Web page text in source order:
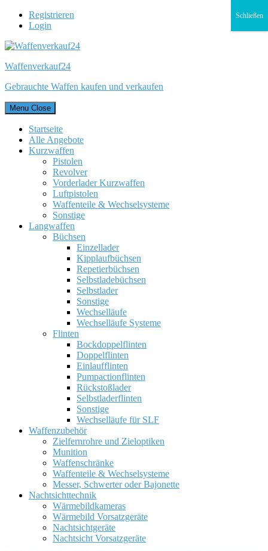
Registrieren
Login
Waffenverkauf24
Gebrauchte Waffen kaufen und verkaufen
Menu Close
Startseite
Alle Angebote
Kurzwaffen
Pistolen
Revolver
Vorderlader Kurzwaffen
Luftpistolen
Waffenteile & Wechselsysteme
Sonstige
Langwaffen
Büchsen
Einzellader
Kipplaufbüchsen
Repetierbüchsen
Selbstladebüchsen
Selbstlader
Sonstige
Wechselläufe
Wechselläufe Systeme
Flinten
Bockdoppelflinten
Doppelflinten
Einlaufflinten
Pumpactionflinten
Rückstoßlader
Selbstladerflinten
Sonstige
Wechselläufe für SLF
Waffenzubehör
Zielfernrohre und Zieloptiken
Munition
Waffenschränke
Waffenteile & Wechselsysteme
Messer, Schwerter oder Bajonette
Nachtsichttechnik
Wärmebildkameras
Wärmebild Vorsatzgeräte
Nachtsichtgeräte
Nachtsicht Vorsatzgeräte
Schließen